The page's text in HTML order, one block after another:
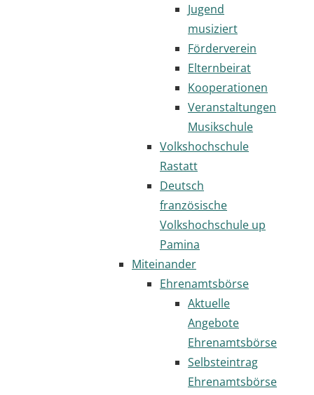
Jugend
musiziert
Förderverein
Elternbeirat
Kooperationen
Veranstaltungen
Musikschule
Volkshochschule
Rastatt
Deutsch
französische
Volkshochschule up
Pamina
Miteinander
Ehrenamtsbörse
Aktuelle
Angebote
Ehrenamtsbörse
Selbsteintrag
Ehrenamtsbörse